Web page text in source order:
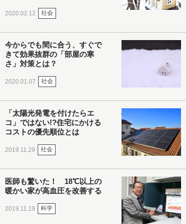
2020.02.12 社会
今からでも間に合う、すぐで
きて効果抜群の「部屋の寒
さ」対策とは？
2020.01.07 社会
「太陽光発電を付けたらエ
コ」ではない!?住宅にかける
コストの優先順位とは
2019.11.29 社会
医師も驚いた！ 18℃以上の
暖かい家が高血圧を改善する
2019.11.19 科学